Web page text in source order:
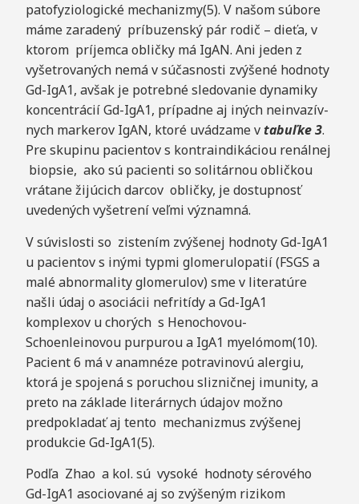
patofyziologické mechanizmy(5). V našom súbore
máme zaradený príbuzenský pár rodič – dieťa, v
ktorom príjemca obličky má IgAN. Ani jeden z
vyšetrovaných nemá v súčasnosti zvýšené hodnoty
Gd-IgA1, avšak je potrebné sledovanie dynamiky
koncentrácií Gd-IgA1, prípadne aj iných neinvazív-
nych markerov IgAN, ktoré uvádzame vtabuľke 3.
Pre skupinu pacientov s kontraindikáciou renálnej
biopsie, ako sú pacienti so solitárnou obličkou
vrátane žijúcich darcov obličky, je dostupnosť
uvedených vyšetrení veľmi významná.
V súvislosti so zistením zvýšenej hodnoty Gd-IgA1
u pacientov s inými typmi glomerulopatií (FSGS a
malé abnormality glomerulov) sme v literatúre
našli údaj o asociácii nefritídy a Gd-IgA1
komplexov u chorých s Henochovou-
Schoenleinovou purpurou a IgA1 myelómom(10).
Pacient 6 má v anamnéze potravinovú alergiu,
ktorá je spojená s poruchou slizničnej imunity, a
preto na základe literárnych údajov možno
predpokladať aj tento mechanizmus zvýšenej
produkcie Gd-IgA1(5).
Podľa Zhao a kol. sú vysoké hodnoty sérového
Gd-IgA1 asociované aj so zvýšeným rizikom